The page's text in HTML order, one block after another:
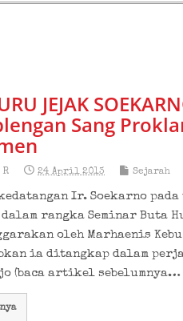
JEJAK
Sang
R 24 April 2013 Sejarah
Ir. Soekarno pada
dalam rangka Seminar Buta
oleh Marhaenis
ia ditangkap dalam
(baca artikel sebelumnya…